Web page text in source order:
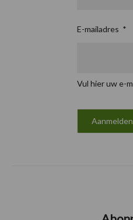
E-mailadres *
Vul hier uw e-